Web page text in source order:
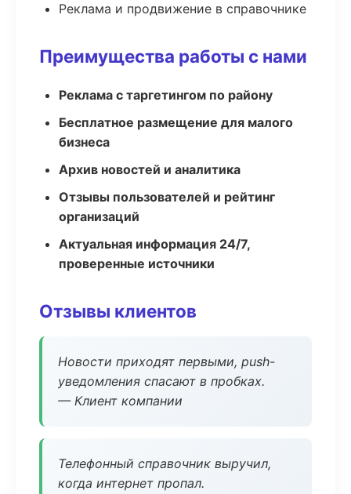
Реклама и продвижение в справочнике
Преимущества работы с нами
Реклама с таргетингом по району
Бесплатное размещение для малого
бизнеса
Архив новостей и аналитика
Отзывы пользователей и рейтинг
организаций
Актуальная информация 24/7,
проверенные источники
Отзывы клиентов
Новости приходят первыми, push-
уведомления спасают в пробках.
— Клиент компании
Телефонный справочник выручил,
когда интернет пропал.